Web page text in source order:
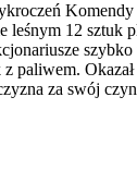
leśnym 12 sztuk
z paliwem.
za swój